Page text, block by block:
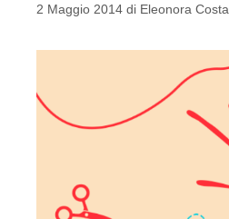
2 Maggio 2014 di Eleonora Costa